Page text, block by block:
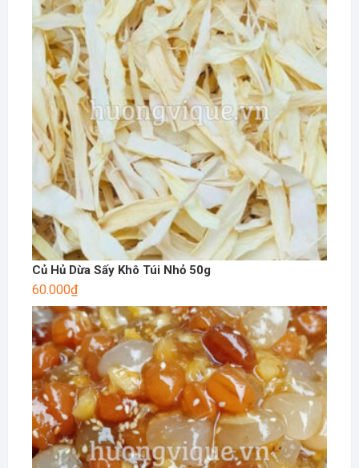
Củ Hủ Dừa Sấy Khô Túi Nhỏ 50g
60.000₫